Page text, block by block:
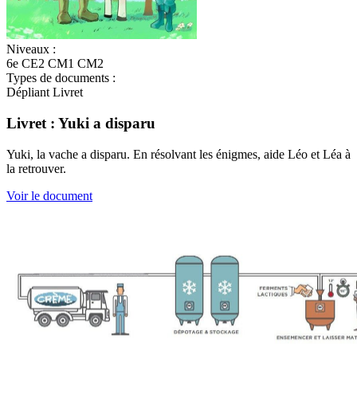
Niveaux :
6e CE2 CM1 CM2
Types de documents :
Dépliant Livret
Livret : Yuki a disparu
Yuki, la vache a disparu. En résolvant les énigmes, aide Léo et Léa à
la retrouver.
Voir le document